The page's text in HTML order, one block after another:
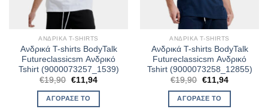
ΑΝΔΡΙΚΆ T-SHIRTS
Ανδρικά T-shirts BodyTalk
Futureclassicsm Ανδρικό
Tshirt (9000073257_1539)
€19,90 Original
was:
€19,90.
€11,94Η
ΑΓΌΡΑΣΈ ΤΟ
ΑΝΔΡΙΚΆ T-SHIRTS
Ανδρικά T-shirts BodyTalk
Futureclassicsm Ανδρικό
Tshirt (9000073258_12855)
€19,90 Original
was:
€19,90.
€11,94Η
ΑΓΌΡΑΣΈ ΤΟ